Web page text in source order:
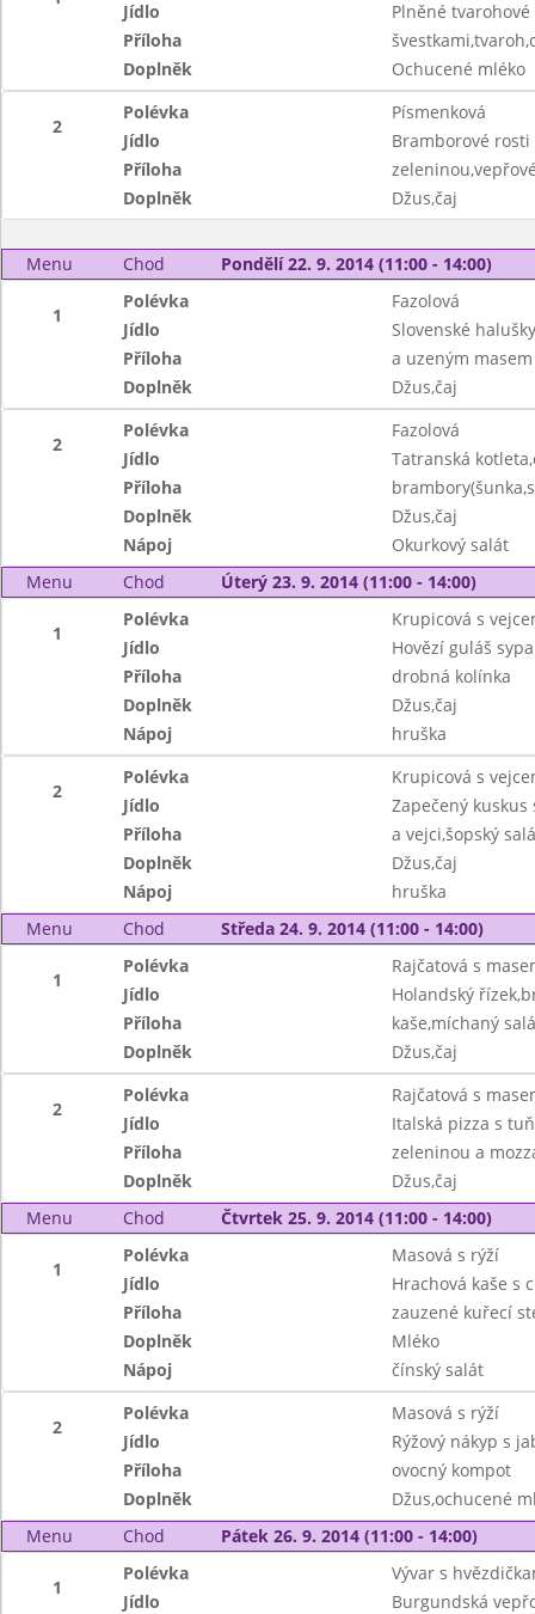
Jídlo
Plněné
Příloha
Doplněk
Ochucené mléko
2
Polévka
Písmenková
Jídlo
Bramborové
Příloha
Doplněk
Džus,čaj
Menu Chod Pondělí 22. 9. 2014 (11:00 - 14:00)
1
Polévka
Fazolová
Jídlo
Slovenské
Příloha
a uzeným masem
Doplněk
Džus,čaj
2
Polévka
Fazolová
Jídlo
Tatranská
Příloha
Doplněk
Džus,čaj
Nápoj
Okurkový salát
Menu
Chod Úterý 23. 9. 2014 (11:00 - 14:00)
1
Polévka
Krupicová s
Jídlo
Hovězí guláš
Příloha
drobná kolínka
Doplněk
Džus,čaj
Nápoj
hruška
2
Polévka
Krupicová s
Jídlo
Zapečený
Příloha
a vejci,šopský
Doplněk
Džus,čaj
Nápoj
hruška
Menu
Chod Středa 24. 9. 2014 (11:00 - 14:00)
1
Polévka
Rajčatová s
Jídlo
Holandský
Příloha
kaše,míchaný
Doplněk
Džus,čaj
2
Polévka
Rajčatová s
Jídlo
Italská pizza s
Příloha
zeleninou a
Doplněk
Džus,čaj
Menu
Chod Čtvrtek 25. 9. 2014 (11:00 - 14:00)
1
Polévka
Masová s rýží
Jídlo
Hrachová kaše s
Příloha
zauzené kuřecí
Doplněk
Mléko
Nápoj
čínský salát
2
Polévka
Masová s rýží
Jídlo
Rýžový nákyp s
Příloha
ovocný kompot
Doplněk
Džus,ochucené
Menu
Chod Pátek 26. 9. 2014 (11:00 - 14:00)
1
Polévka
Vývar s
Jídlo
Burgundská